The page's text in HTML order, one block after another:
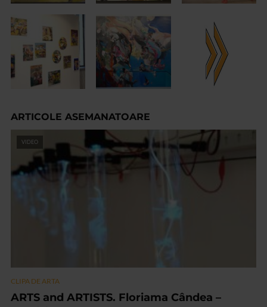
ARTICOLE ASEMANATOARE
VIDEO
CLIPA DE ARTA
ARTS and ARTISTS. Floriama Cândea –